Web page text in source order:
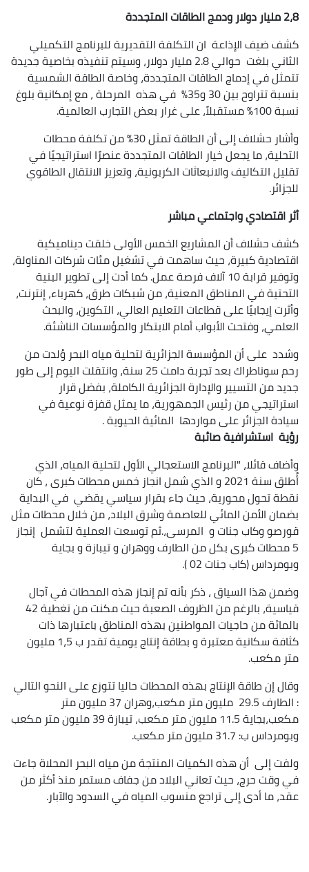
2،8 مليار دولار ودمج الطاقات المتجددة
كشف ضيف الإذاعة ان التكلفة التقديرية للبرنامج التكميلي
الثاني بلغت حوالي 2.8 مليار دولار، وسيتم تنفيذه بخاصية جديدة
تتمثل في إدماج الطاقات المتجددة، وخاصة الطاقة الشمسية
بنسبة تتراوح بين 30 و35% في هذه المرحلة ، مع إمكانية بلوغ
نسبة 100% مستقبلاً، على غرار بعض التجارب العالمية.
وأشار حشلاف إلى أن الطاقة تمثل 30% من تكلفة محطات
التحلية، ما يجعل خيار الطاقات المتجددة عنصرًا استراتيجيًا في
تقليل التكاليف والانبعاثات الكربونية، وتعزيز الانتقال الطاقوي
للجزائر.
أثر اقتصادي واجتماعي مباشر
كشف حشلاف أن المشاريع الخمس الأولى خلقت ديناميكية
اقتصادية كبيرة، حيث ساهمت في تشغيل مئات شركات المناولة،
وتوفير قرابة 10 آلاف فرصة عمل. كما أدت إلى تطوير البنية
التحتية في المناطق المعنية، من شبكات طرق، كهرباء، إنترنت،
وأثرت إيجابيًا على قطاعات التعليم العالي، التكوين، والبحث
العلمي، وفتحت الأبواب أمام الابتكار والمؤسسات الناشئة.
وشدد على أن المؤسسة الجزائرية لتحلية مياه البحر وُلدت من
رحم سوناطراك بعد تجربة دامت 25 سنة، وانتقلت اليوم إلى طور
جديد من التسيير والإدارة الجزائرية الكاملة، بفضل قرار
استراتيجي من رئيس الجمهورية، ما يمثل قفزة نوعية في
سيادة الجزائر على مواردها المائية الحيوية .
رؤية استشرافية صائبة
وأضاف قائلا، "البرنامج الاستعجالي الأول لتحلية المياه، الذي
أُطلق سنة 2021 و الذي شمل انجاز خمس محطات كبرى ، كان
نقطة تحول محورية، حيث جاء بقرار سياسي يقضي في البداية
بضمان الأمن المائي للعاصمة وشرق البلاد، من خلال محطات مثل
قورصو وكاب جنات و المرسى،.ثم توسعت العملية لتشمل إنجاز
5 محطات كبرى بكل من الطارف ووهران و تيبازة و بجاية
وبومرداس (كاب جنات 02 ).
وضمن هذا السياق ، ذكر بأنه تم إنجاز هذه المحطات في آجال
قياسية، بالرغم من الظروف الصعبة حيث مكنت من تغطية 42
بالمائة من حاجيات المواطنين بهذه المناطق باعتبارها ذات
كثافة سكانية معتبرة و بطاقة إنتاج يومية تقدر ب 1،5 مليون
متر مكعب.
وقال إن طاقة الإنتاج بهذه المحطات حاليا تتوزع على النحو التالي
: الطارف 29.5 مليون متر مكعب،وهران 37 مليون متر
مكعب،بجاية 11.5 مليون متر مكعب، تيبازة 39 مليون متر مكعب
وبومرداس ب: 31.7 مليون متر مكعب.
ولفت إلى أن هذه الكميات المنتجة من مياه البحر المحلاة جاءت
في وقت حرج، حيث تعاني البلاد من جفاف مستمر منذ أكثر من
عقد، ما أدى إلى تراجع منسوب المياه في السدود والآبار.